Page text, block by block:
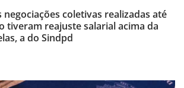
negociações coletivas realizadas até
tiveram reajuste salarial acima da
a do Sindpd